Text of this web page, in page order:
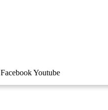
FacebookYoutube